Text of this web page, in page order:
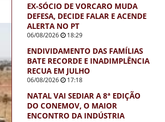
EX-SÓCIO DE VORCARO MUDA
DEFESA, DECIDE FALAR E ACENDE
ALERTA NO PT
06/08/2026 18:29
ENDIVIDAMENTO DAS FAMÍLIAS
BATE RECORDE E INADIMPLÊNCIA
RECUA EM JULHO
06/08/2026 17:18
NATAL VAI SEDIAR A 8ª EDIÇÃO
DO CONEMOV, O MAIOR
ENCONTRO DA INDÚSTRIA